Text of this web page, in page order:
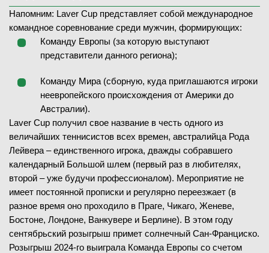
Напомним: Laver Cup представляет собой международное
командное соревнование среди мужчин, формирующих:
Команду Европы (за которую выступают
представители данного региона);
Команду Мира (сборную, куда приглашаются игроки
неевропейского происхождения от Америки до
Австралии).
Laver Cup получил свое название в честь одного из
величайших теннисистов всех времен, австралийца Рода
Лейвера – единственного игрока, дважды собравшего
календарный Большой шлем (первый раз в любителях,
второй – уже будучи профессионалом). Мероприятие не
имеет постоянной прописки и регулярно переезжает (в
разное время оно проходило в Праге, Чикаго, Женеве,
Бостоне, Лондоне, Ванкувере и Берлине). В этом году
сентябрьский розыгрыш примет солнечный Сан-Франциско.
Розыгрыш 2024-го выиграла Команда Европы со счетом